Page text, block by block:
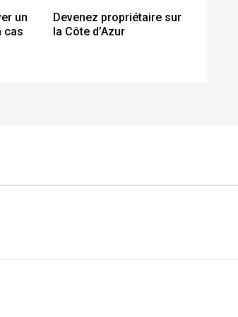
un
cas
Devenez propriétaire sur
la Côte d’Azur